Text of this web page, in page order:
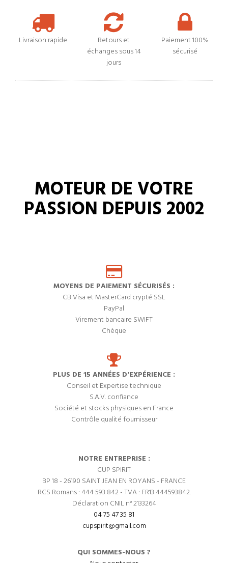
Livraison rapide
Retours et
échanges sous 14
jours
Paiement 100%
sécurisé
MOTEUR DE VOTRE
PASSION DEPUIS 2002
MOYENS DE PAIEMENT SÉCURISÉS :
CB Visa et MasterCard crypté SSL
PayPal
Virement bancaire SWIFT
Chèque
PLUS DE 15 ANNÉES D'EXPÉRIENCE :
Conseil et Expertise technique
S.A.V. confiance
Société et stocks physiques en France
Contrôle qualité fournisseur
NOTRE ENTREPRISE :
CUP SPIRIT
BP 18 - 26190 SAINT JEAN EN ROYANS - FRANCE
RCS Romans : 444 593 842 - TVA : FR13 444593842.
Déclaration CNIL n° 2133264
04 75 47 35 81
cupspirit@gmail.com
QUI SOMMES-NOUS ?